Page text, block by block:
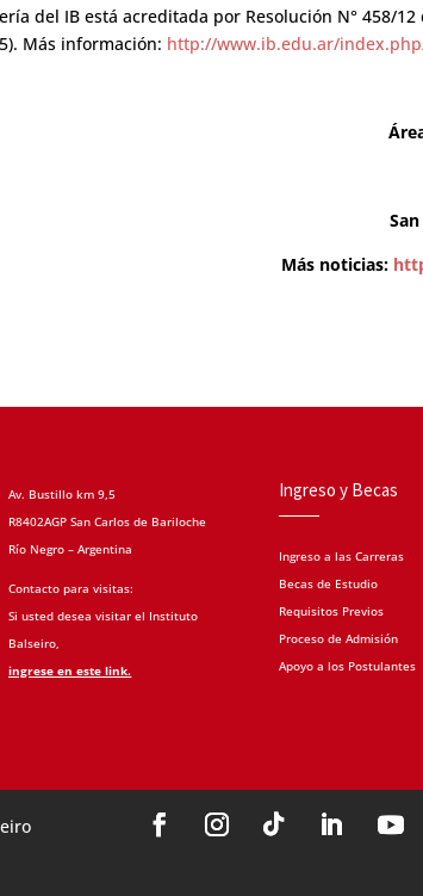
del IB está acreditada por Resolución N° 458/12
Más información: http://www.ib.edu.ar/
Más noticias:
Av. Bustillo km 9,5
R8402AGP San Carlos de Bariloche
Río Negro – Argentina
Contacto para visitas:
Si usted desea visitar el Instituto
Balseiro,
ingrese en este link.
Ingreso y Becas
Ingreso a las Carreras
Becas de Estudio
Requisitos Previos
Proceso de Admisión
Apoyo a los Postulantes